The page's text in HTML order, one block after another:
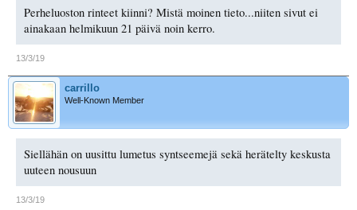
Perheluoston rinteet kiinni? Mistä moinen tieto...niiten sivut ei
ainakaan helmikuun 21 päivä noin kerro.
13/3/19
carrillo
Well-Known Member
Siellähän on uusittu lumetus syntseemejä sekä herätelty keskusta
uuteen nousuun
13/3/19